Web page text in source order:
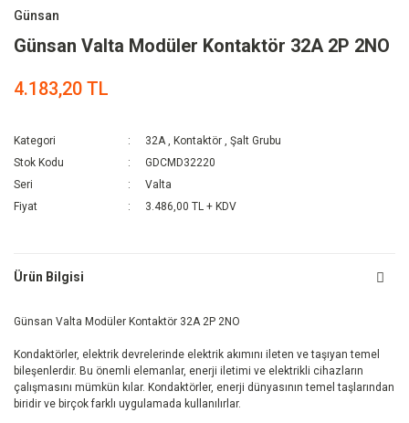
Günsan
Günsan Valta Modüler Kontaktör 32A 2P 2NO
4.183,20 TL
Kategori 32A , Kontaktör ,Şalt Grubu
Stok Kodu
GDCMD32220
Seri
Valta
Fiyat
3.486,00 TL + KDV
Ürün Bilgisi
Günsan Valta Modüler Kontaktör 32A 2P 2NO
Kondaktörler, elektrik devrelerinde elektrik akımını ileten ve taşıyan temel
bileşenlerdir. Bu önemli elemanlar, enerji iletimi ve elektrikli cihazların
çalışmasını mümkün kılar. Kondaktörler, enerji dünyasının temel taşlarından
biridir ve birçok farklı uygulamada kullanılırlar.